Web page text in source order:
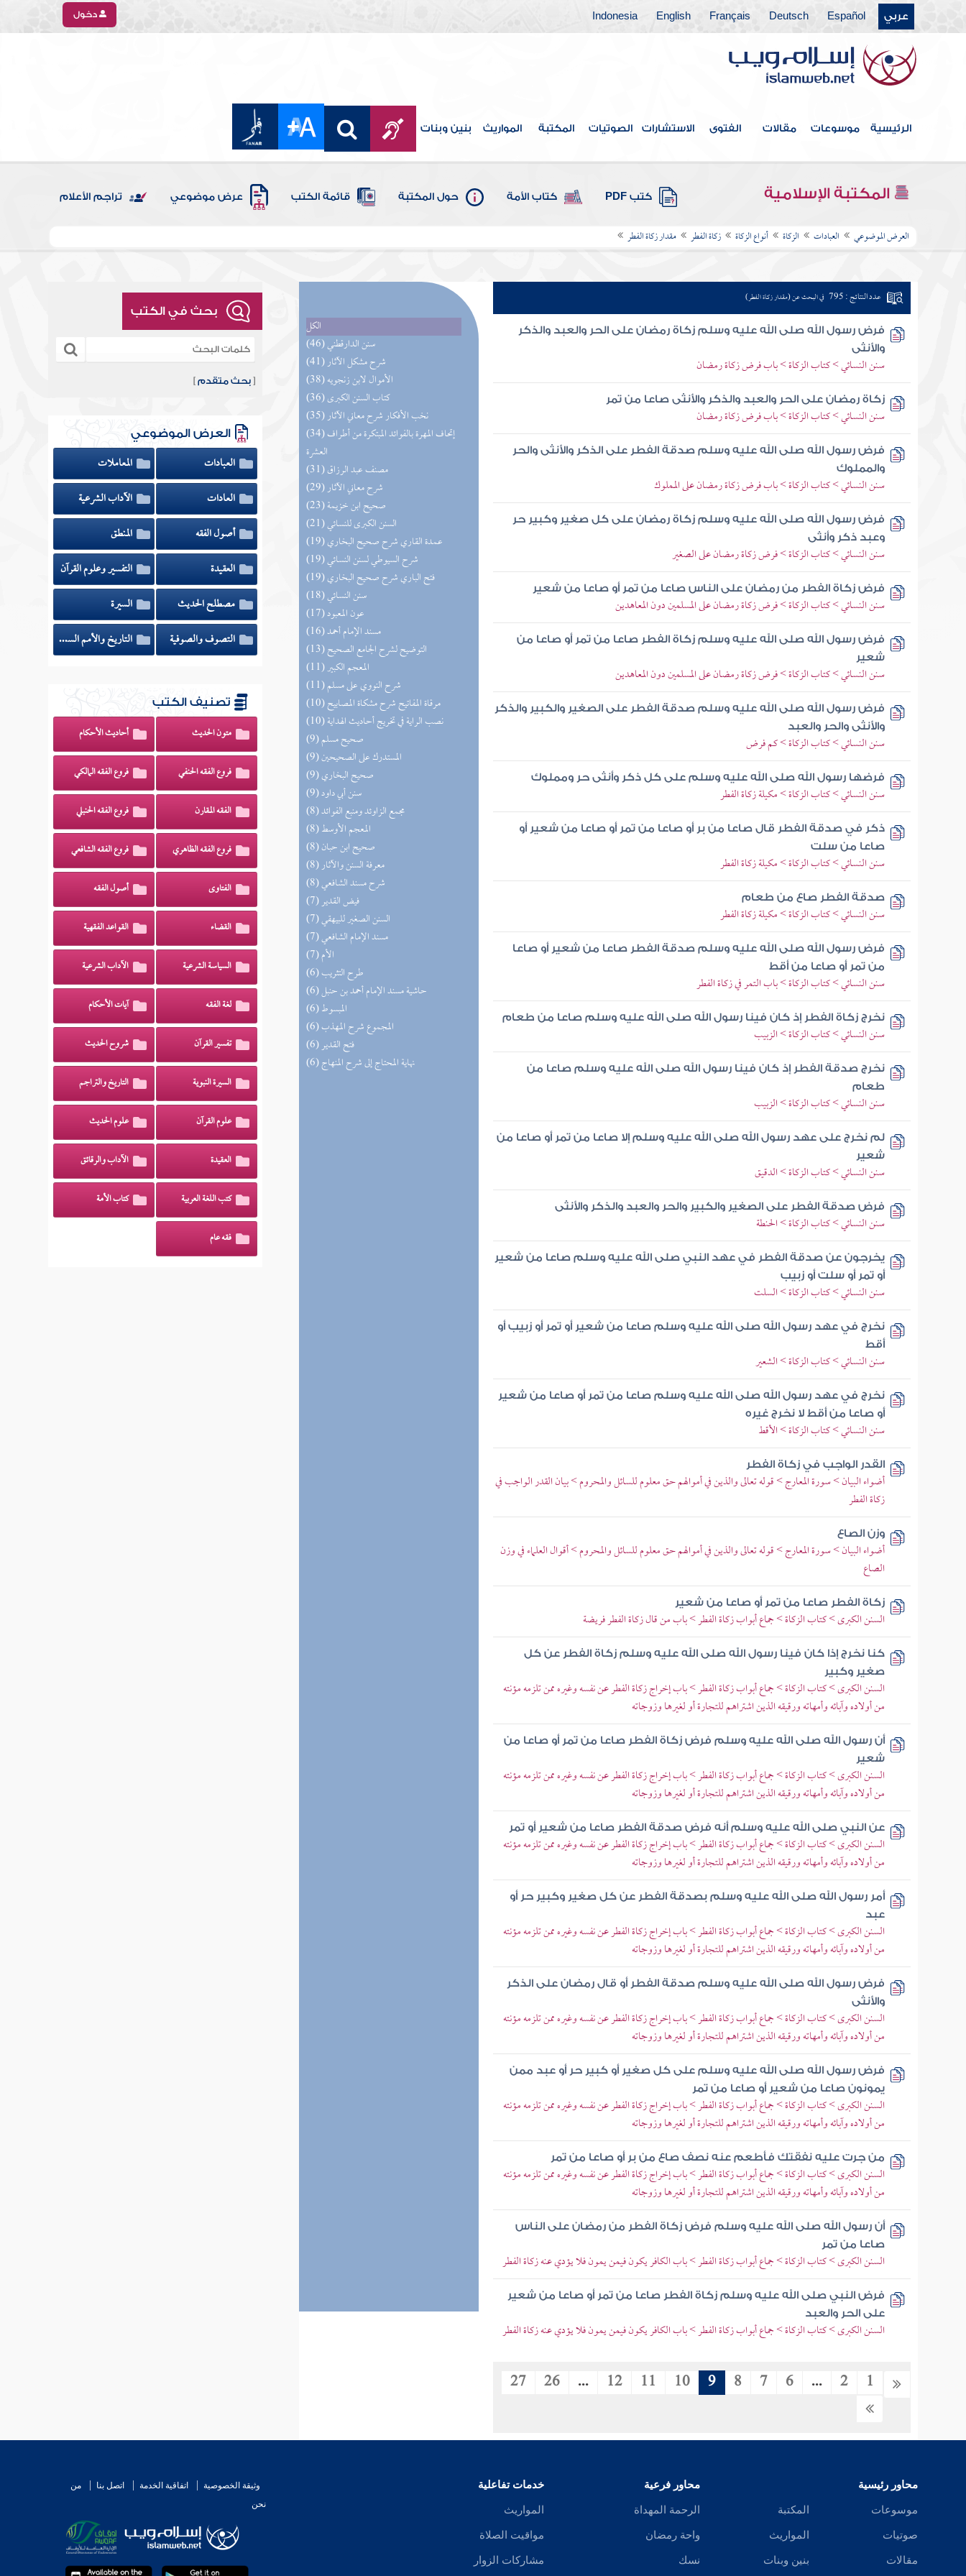
عربي Español
Deutsch
Français
English
Indonesia دخول
الرئيسية موسوعات مقالات الفتوى الاستشارات الصوتيات المكتبة المواريث بنين وبنات
المكتبة الإسلامية كتب PDF كتاب الأمة حول المكتبة قائمة الكتب عرض موضوعي تراجم الأعلام
العرض الموضوعي العبادات الزكاة أنواع الزكاة زكاة الفطر مقدار زكاة الفطر
الكل
(46) سنن الدارقطني
(41) شرح مشكل الآثار
(38) الأموال لابن زنجويه
(36) كتاب السنن الكبرى
(35) نخب الأفكار شرح معاني الآثار
(34) إتحاف المهرة بالفوائد المبتكرة من أطراف
العشرة
(31) مصنف عبد الرزاق
(29) شرح معاني الآثار
(23) صحيح ابن خزيمة
(21) السنن الكبرى للنسائي
(19) عمدة القاري شرح صحيح البخاري
(19) شرح السيوطي لسنن النسائي
(19) فتح الباري شرح صحيح البخاري
(18) سنن النسائي
(17) عون المعبود
(16) مسند الإمام أحمد
(13) التوضيح لشرح الجامع الصحيح
(11) المعجم الكبير
(11) شرح النووي على مسلم
(10) مرقاة المفاتيح شرح مشكاة المصابيح
(10) نصب الراية في تخريج أحاديث الهداية
(9) صحيح مسلم
(9) المستدرك على الصحيحين
(9) صحيح البخاري
(9) سنن أبي داود
(8) مجمع الزاوئد ومنبع الفوائد
(8) المعجم الأوسط
(8) صحيح ابن حبان
(8) معرفة السنن والآثار
(8) شرح مسند الشافعي
(7) فيض القدير
(7) السنن الصغير للبيهقي
(7) مسند الإمام الشافعي
(7) الأم
(6) طرح التثريب
(6) حاشية مسند الإمام أحمد بن حنبل
(6) المبسوط
(6) المجموع شرح المهذب
(6) فتح القدير
(6) نهاية المحتاج إلى شرح المنهاج
عدد النتائج : 795 في البحث عن (مقدار زكاة الفطر)
فرض رسول الله صلى الله عليه وسلم زكاة رمضان على الحر والعبد والذكر
والأنثى
سنن النسائي > كتاب الزكاة > باب فرض زكاة رمضان
زكاة رمضان على الحر والعبد والذكر والأنثى صاعا من تمر
سنن النسائي > كتاب الزكاة > باب فرض زكاة رمضان
فرض رسول الله صلى الله عليه وسلم صدقة الفطر على الذكر والأنثى والحر
والمملوك
سنن النسائي > كتاب الزكاة > باب فرض زكاة رمضان على المملوك
فرض رسول الله صلى الله عليه وسلم زكاة رمضان على كل صغير وكبير حر
وعبد ذكر وأنثى
سنن النسائي > كتاب الزكاة > فرض زكاة رمضان على الصغير
فرض زكاة الفطر من رمضان على الناس صاعا من تمر أو صاعا من شعير
سنن النسائي > كتاب الزكاة > فرض زكاة رمضان على المسلمين دون المعاهدين
فرض رسول الله صلى الله عليه وسلم زكاة الفطر صاعا من تمر أو صاعا من
شعير
سنن النسائي > كتاب الزكاة > فرض زكاة رمضان على المسلمين دون المعاهدين
فرض رسول الله صلى الله عليه وسلم صدقة الفطر على الصغير والكبير والذكر
والأنثى والحر والعبد
سنن النسائي > كتاب الزكاة > كم فرض
فرضها رسول الله صلى الله عليه وسلم على كل ذكر وأنثى حر ومملوك
سنن النسائي > كتاب الزكاة > مكيلة زكاة الفطر
ذكر في صدقة الفطر قال صاعا من بر أو صاعا من تمر أو صاعا من شعير أو
صاعا من سلت
سنن النسائي > كتاب الزكاة > مكيلة زكاة الفطر
صدقة الفطر صاع من طعام
سنن النسائي > كتاب الزكاة > مكيلة زكاة الفطر
فرض رسول الله صلى الله عليه وسلم صدقة الفطر صاعا من شعير أو صاعا
من تمر أو صاعا من أقط
سنن النسائي > كتاب الزكاة > باب التمر في زكاة الفطر
نخرج زكاة الفطر إذ كان فينا رسول الله صلى الله عليه وسلم صاعا من طعام
سنن النسائي > كتاب الزكاة > الزبيب
نخرج صدقة الفطر إذ كان فينا رسول الله صلى الله عليه وسلم صاعا من
طعام
سنن النسائي > كتاب الزكاة > الزبيب
لم نخرج على عهد رسول الله صلى الله عليه وسلم إلا صاعا من تمر أو صاعا من
شعير
سنن النسائي > كتاب الزكاة > الدقيق
فرض صدقة الفطر على الصغير والكبير والحر والعبد والذكر والأنثى
سنن النسائي > كتاب الزكاة > الحنطة
يخرجون عن صدقة الفطر في عهد النبي صلى الله عليه وسلم صاعا من شعير
أو تمر أو سلت أو زبيب
سنن النسائي > كتاب الزكاة > السلت
نخرج في عهد رسول الله صلى الله عليه وسلم صاعا من شعير أو تمر أو زبيب أو
أقط
سنن النسائي > كتاب الزكاة > الشعير
نخرج في عهد رسول الله صلى الله عليه وسلم صاعا من تمر أو صاعا من شعير
أو صاعا من أقط لا نخرج غيره
سنن النسائي > كتاب الزكاة > الأقط
القدر الواجب في زكاة الفطر
أضواء البيان > سورة المعارج > قوله تعالى والذين في أموالهم حق معلوم للسائل والمحروم > بيان القدر الواجب في
زكاة الفطر
وزن الصاع
أضواء البيان > سورة المعارج > قوله تعالى والذين في أموالهم حق معلوم للسائل والمحروم > أقوال العلماء في وزن
الصاع
زكاة الفطر صاعا من تمر أو صاعا من شعير
السنن الكبرى > كتاب الزكاة > جماع أبواب زكاة الفطر > باب من قال زكاة الفطر فريضة
كنا نخرج إذا كان فينا رسول الله صلى الله عليه وسلم زكاة الفطر عن كل
صغير وكبير
السنن الكبرى > كتاب الزكاة > جماع أبواب زكاة الفطر > باب إخراج زكاة الفطر عن نفسه وغيره ممن تلزمه مؤنته
من أولاده وآبائه وأمهاته ورقيقه الذين اشتراهم للتجارة أو لغيرها وزوجاته
أن رسول الله صلى الله عليه وسلم فرض زكاة الفطر صاعا من تمر أو صاعا من
شعير
السنن الكبرى > كتاب الزكاة > جماع أبواب زكاة الفطر > باب إخراج زكاة الفطر عن نفسه وغيره ممن تلزمه مؤنته
من أولاده وآبائه وأمهاته ورقيقه الذين اشتراهم للتجارة أو لغيرها وزوجاته
عن النبي صلى الله عليه وسلم أنه فرض صدقة الفطر صاعا من شعير أو تمر
السنن الكبرى > كتاب الزكاة > جماع أبواب زكاة الفطر > باب إخراج زكاة الفطر عن نفسه وغيره ممن تلزمه مؤنته
من أولاده وآبائه وأمهاته ورقيقه الذين اشتراهم للتجارة أو لغيرها وزوجاته
أمر رسول الله صلى الله عليه وسلم بصدقة الفطر عن كل صغير وكبير حر أو
عبد
السنن الكبرى > كتاب الزكاة > جماع أبواب زكاة الفطر > باب إخراج زكاة الفطر عن نفسه وغيره ممن تلزمه مؤنته
من أولاده وآبائه وأمهاته ورقيقه الذين اشتراهم للتجارة أو لغيرها وزوجاته
فرض رسول الله صلى الله عليه وسلم صدقة الفطر أو قال رمضان على الذكر
والأنثى
السنن الكبرى > كتاب الزكاة > جماع أبواب زكاة الفطر > باب إخراج زكاة الفطر عن نفسه وغيره ممن تلزمه مؤنته
من أولاده وآبائه وأمهاته ورقيقه الذين اشتراهم للتجارة أو لغيرها وزوجاته
فرض رسول الله صلى الله عليه وسلم على كل صغير أو كبير حر أو عبد ممن
يمونون صاعا من شعير أو صاعا من تمر
السنن الكبرى > كتاب الزكاة > جماع أبواب زكاة الفطر > باب إخراج زكاة الفطر عن نفسه وغيره ممن تلزمه مؤنته
من أولاده وآبائه وأمهاته ورقيقه الذين اشتراهم للتجارة أو لغيرها وزوجاته
من جرت عليه نفقتك فأطعم عنه نصف صاع من بر أو صاعا من تمر
السنن الكبرى > كتاب الزكاة > جماع أبواب زكاة الفطر > باب إخراج زكاة الفطر عن نفسه وغيره ممن تلزمه مؤنته
من أولاده وآبائه وأمهاته ورقيقه الذين اشتراهم للتجارة أو لغيرها وزوجاته
أن رسول الله صلى الله عليه وسلم فرض زكاة الفطر من رمضان على الناس
صاعا من تمر
السنن الكبرى > كتاب الزكاة > جماع أبواب زكاة الفطر > باب الكافر يكون فيمن يمون فلا يؤدي عنه زكاة الفطر
فرض النبي صلى الله عليه وسلم زكاة الفطر صاعا من تمر أو صاعا من شعير
على الحر والعبد
السنن الكبرى > كتاب الزكاة > جماع أبواب زكاة الفطر > باب الكافر يكون فيمن يمون فلا يؤدي عنه زكاة الفطر
1
2
...
6
7
8
9
10
11
12
...
26
27
بحث في الكتب
[بحث متقدم ]
العرض الموضوعي
العبادات
المعاملات
العادات
الآداب الشرعية
أصول الفقه
المنطق
العقيدة
التفسير وعلوم القرآن
مصطلح الحديث
السيرة
التصوف والصوفية
التاريخ والأمم السابقة
تصنيف الكتب
متون الحديث أحاديث الأحكام
فروع الفقه الحنفي فروع الفقه المالكي
الفقه المقارن فروع الفقه الحنبلي
فروع الفقه الظاهري فروع الفقه الشافعي
الفتاوى أصول الفقه
القضاء القواعد الفقهية
السياسة الشرعية الآداب الشرعية
لغة الفقه آيات الأحكام
تفسير القرآن شروح الحديث
السيرة النبوية التاريخ والتراجم
علوم القرآن علوم الحديث
العقيدة الآداب والرقائق
كتب اللغة العربية كتاب الأمة
فقه عام
محاور رئيسية
موسوعات
صوتيات
مقالات
المكتبة
المواريث
بنين وبنات
محاور فرعية
الرحمة المهداة
واحة رمضان
نسك
خدمات تفاعلية
المواريث
مواقيت الصلاة
مشاركات الزوار
وثيقة الخصوصية اتفاقية الخدمة اتصل بنا
من
نحن